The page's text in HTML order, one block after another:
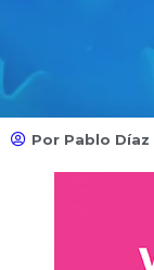
Por Pablo Díaz